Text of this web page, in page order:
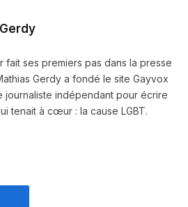
fait ses premiers pas dans la presse
Gerdy a fondé le site Gayvox
journaliste indépendant pour écrire
tenait à cœur : la cause LGBT.